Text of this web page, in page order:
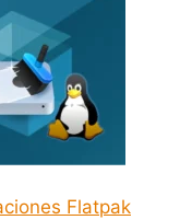
Flatpak